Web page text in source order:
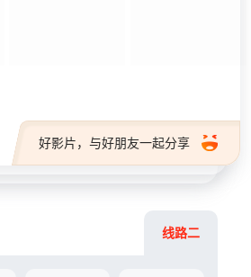
好影片，与好朋友一起分享
线路二